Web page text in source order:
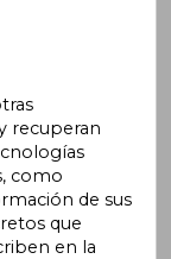
recuperan
como
de sus
que
en la